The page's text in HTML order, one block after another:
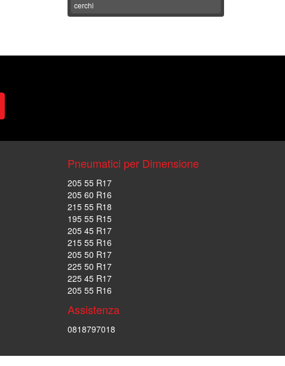
cerchi
Pneumatici per Dimensione
205 55 R17
205 60 R16
215 55 R18
195 55 R15
205 45 R17
215 55 R16
205 50 R17
225 50 R17
225 45 R17
205 55 R16
Assistenza
0818797018